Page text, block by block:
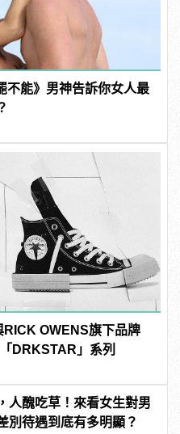
不能》男神告訴你女人最
OWENS旗下品牌
DRKSTAR」系列
人醜吃草！來看女生對男
別待遇到底有多明顯？